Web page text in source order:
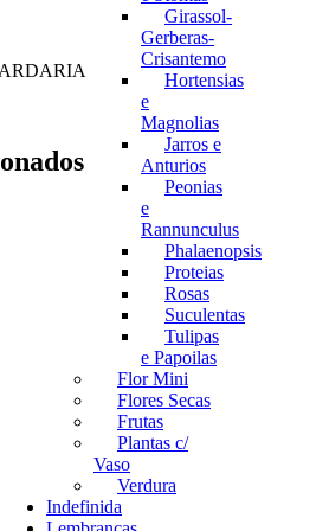
Girassol-
Gerberas-
Crisantemo
Hortensias
e
Magnolias
Jarros e
Anturios
Peonias
e
Rannunculus
Phalaenopsis
Proteias
Rosas
Suculentas
Tulipas
e Papoilas
Flor Mini
Flores Secas
Frutas
Plantas c/
Vaso
Verdura
Indefinida